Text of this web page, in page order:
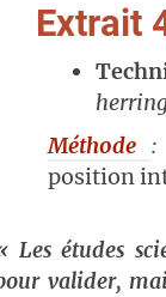
Extrait
Méthode
position
Les études
valider,